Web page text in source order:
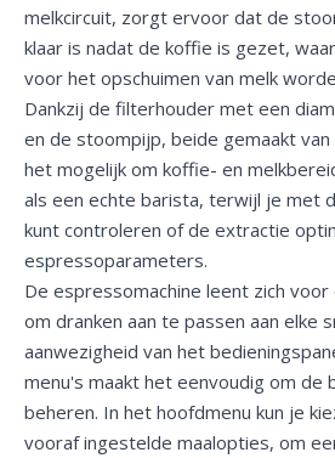
melkcircuit, zorgt ervoor dat de
klaar is nadat de koffie is gezet,
voor het opschuimen van melk
Dankzij de filterhouder met een
en de stoompijp, beide gemaakt
het mogelijk om koffie- en
als een echte barista, terwijl je met
kunt controleren of de extractie
espressoparameters.
De espressomachine leent zich
om dranken aan te passen aan elke
aanwezigheid van het
menu's maakt het eenvoudig om de
beheren. In het hoofdmenu kun je
vooraf ingestelde maalopties, om